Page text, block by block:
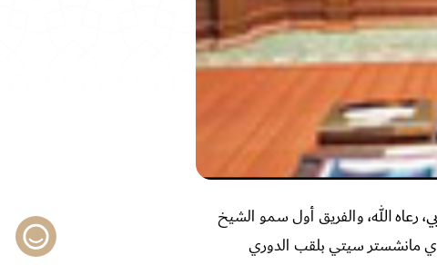
الله، والفريق أول سمو الشيخ
مانشستر سيتي بلقب الدوري